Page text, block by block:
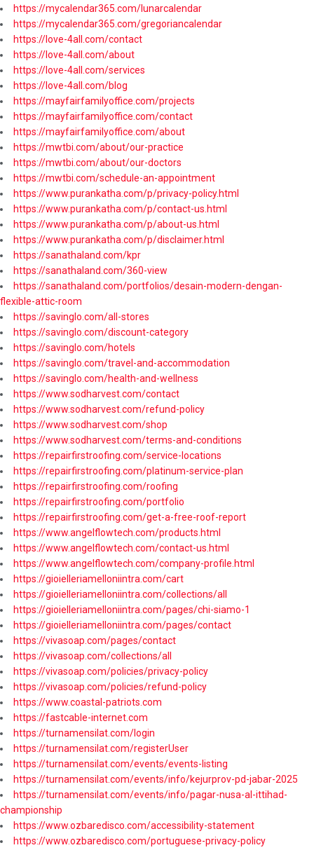
https://mycalendar365.com/lunarcalendar
https://mycalendar365.com/gregoriancalendar
https://love-4all.com/contact
https://love-4all.com/about
https://love-4all.com/services
https://love-4all.com/blog
https://mayfairfamilyoffice.com/projects
https://mayfairfamilyoffice.com/contact
https://mayfairfamilyoffice.com/about
https://mwtbi.com/about/our-practice
https://mwtbi.com/about/our-doctors
https://mwtbi.com/schedule-an-appointment
https://www.purankatha.com/p/privacy-policy.html
https://www.purankatha.com/p/contact-us.html
https://www.purankatha.com/p/about-us.html
https://www.purankatha.com/p/disclaimer.html
https://sanathaland.com/kpr
https://sanathaland.com/360-view
https://sanathaland.com/portfolios/desain-modern-dengan-
flexible-attic-room
https://savinglo.com/all-stores
https://savinglo.com/discount-category
https://savinglo.com/hotels
https://savinglo.com/travel-and-accommodation
https://savinglo.com/health-and-wellness
https://www.sodharvest.com/contact
https://www.sodharvest.com/refund-policy
https://www.sodharvest.com/shop
https://www.sodharvest.com/terms-and-conditions
https://repairfirstroofing.com/service-locations
https://repairfirstroofing.com/platinum-service-plan
https://repairfirstroofing.com/roofing
https://repairfirstroofing.com/portfolio
https://repairfirstroofing.com/get-a-free-roof-report
https://www.angelflowtech.com/products.html
https://www.angelflowtech.com/contact-us.html
https://www.angelflowtech.com/company-profile.html
https://gioielleriamelloniintra.com/cart
https://gioielleriamelloniintra.com/collections/all
https://gioielleriamelloniintra.com/pages/chi-siamo-1
https://gioielleriamelloniintra.com/pages/contact
https://vivasoap.com/pages/contact
https://vivasoap.com/collections/all
https://vivasoap.com/policies/privacy-policy
https://vivasoap.com/policies/refund-policy
https://www.coastal-patriots.com
https://fastcable-internet.com
https://turnamensilat.com/login
https://turnamensilat.com/registerUser
https://turnamensilat.com/events/events-listing
https://turnamensilat.com/events/info/kejurprov-pd-jabar-2025
https://turnamensilat.com/events/info/pagar-nusa-al-ittihad-
championship
https://www.ozbaredisco.com/accessibility-statement
https://www.ozbaredisco.com/portuguese-privacy-policy